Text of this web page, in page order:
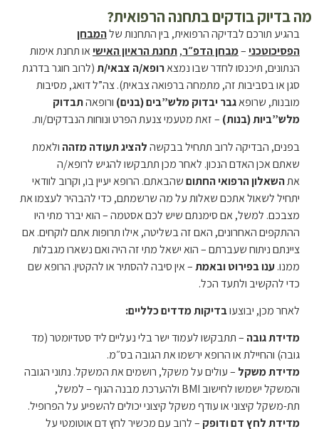
מה בדיוק בודקים בתחנה הרפואית?
בהגיע תורכם לבדיקה הרפואית, בין התחנות שלהמבחן
הפסיכוטכני–מבחן הדפ״ר,תחנת הראיון האישיאו תחנת אימות
הנתונים, תיכנסו לחדר שבו נמצארופא/ה צבאי/ת(לרוב חוגר בדרגת
סגן או בסביבות זה, מתמחה ברפואה צבאית). צה”ל דואג, מסיבות
מובנות, שרופאגבר יבדוק מלש”בים (בנים) ורופאהתבדוק
מלש”ביות (בנות) – זאת מטעמי צנעת הפרט ונוחות הנבדקים/ות.
בפנים, הבדיקה לרוב תתחיל בבקשהלהציג תעודה מזהה ולאמת
שאתם אכן האדם הנכון. לאחר מכן תתבקשו להגיש לרופא/ה
אתהשאלון הרפואי החתוםשהבאתם. הרופא יעיין בו, וקרוב לוודאי
יתחיל לשאול אתכם שאלות על מה שרשמתם, כדי להבהיר לעצמו את
מצבכם. למשל, אם סימנתם שיש לכם אסטמה – הוא יברר מתי היו
ההתקפים האחרונים, האם זה בשליטה, אילו תרופות אתם לוקחים. אם
ציינתם ניתוח שעברתם – הוא ישאל מתי זה היה ואם נשארו מגבלות
ממנו.ענו בפירוט ובאמת– אין סיבה להסתיר או להקטין. הרופא שם
כדי להקשיב ולתעד הכל.
לאחר מכן, יבוצעובדיקות מדדים כלליים:
מדידת גובה – תתבקשו לעמוד ישר בלי נעליים ליד סטדיומטר (מד
גובה) והחיילת או הרופא ירשמו את הגובה בס״מ.
מדידת משקל – עולים על משקל, רושמים את המשקל. נתוני הגובה
והמשקל ישמשו לחישוב BMI ולהערכת מבנה הגוף – למשל,
תת-משקל קיצוני או עודף משקל קיצוני יכולים להשפיע על הפרופיל.
מדידת לחץ דם ודופק – לרוב עם מכשיר לחץ דם אוטומטי על